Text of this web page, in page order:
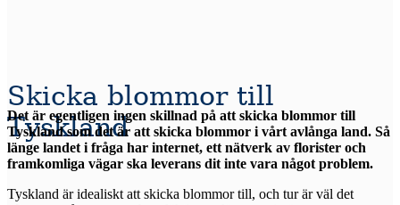
Skicka blommor till
Tyskland
Det är egentligen ingen skillnad på att skicka blommor till
Tyskland som det är att skicka blommor i vårt avlånga land. Så
länge landet i fråga har internet, ett nätverk av florister och
framkomliga vägar ska leverans dit inte vara något problem.
Tyskland är idealiskt att skicka blommor till, och tur är väl det